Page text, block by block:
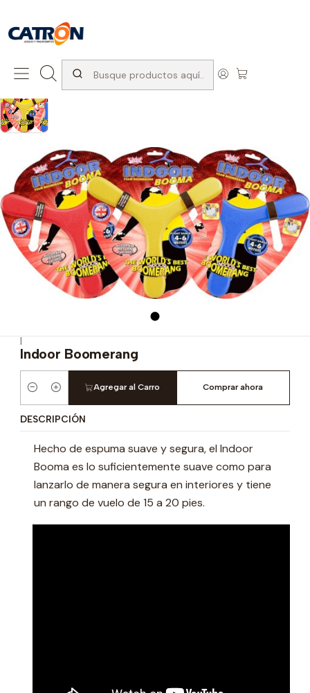
Inicio Productos
|
Indoor Boomerang
Cantidad
Agregar al Carro Comprar ahora
DESCRIPCIÓN
Hecho de espuma suave y segura, el Indoor
Booma es lo suficientemente suave como para
lanzarlo de manera segura en interiores y tiene
un rango de vuelo de 15 a 20 pies.